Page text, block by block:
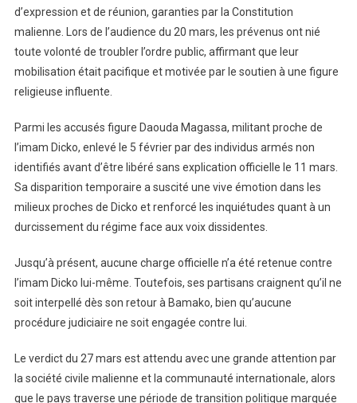
d’expression et de réunion, garanties par la Constitution
malienne. Lors de l’audience du 20 mars, les prévenus ont nié
toute volonté de troubler l’ordre public, affirmant que leur
mobilisation était pacifique et motivée par le soutien à une figure
religieuse influente.
Parmi les accusés figure Daouda Magassa, militant proche de
l’imam Dicko, enlevé le 5 février par des individus armés non
identifiés avant d’être libéré sans explication officielle le 11 mars.
Sa disparition temporaire a suscité une vive émotion dans les
milieux proches de Dicko et renforcé les inquiétudes quant à un
durcissement du régime face aux voix dissidentes.
Jusqu’à présent, aucune charge officielle n’a été retenue contre
l’imam Dicko lui-même. Toutefois, ses partisans craignent qu’il ne
soit interpellé dès son retour à Bamako, bien qu’aucune
procédure judiciaire ne soit engagée contre lui.
Le verdict du 27 mars est attendu avec une grande attention par
la société civile malienne et la communauté internationale, alors
que le pays traverse une période de transition politique marquée